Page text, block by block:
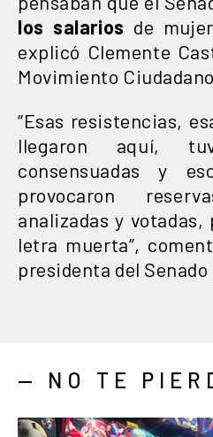
los salarios de
explicó Clemente
Movimiento Ciudadano.
“Esas resistencias,
llegaron aquí,
consensuadas y
provocaron
analizadas y
letra muerta”,
presidenta del Senado
— NO TE